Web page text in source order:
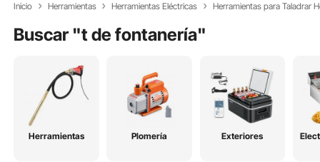
Inicio Herramientas Herramientas Eléctricas Herramientas para Taladrar
Buscar "t de fontanería"
Herramientas Plomería Exteriores